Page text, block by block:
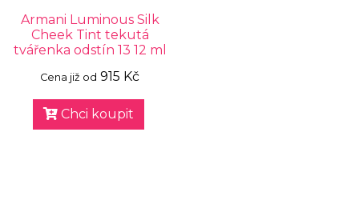
Armani Luminous Silk
Cheek Tint tekutá
tvářenka odstín 13 12 ml
Cena již od 915 Kč
Chci koupit